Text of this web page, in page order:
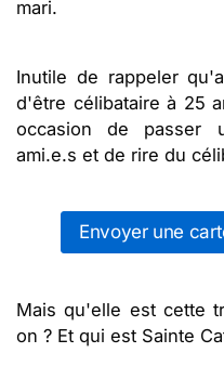
mari.
Inutile de rappeler
d'être célibataire à 25
occasion de passer
ami.e.s et de rire du
Envoyer une
Mais qu'elle est cette
on ? Et qui est Sainte